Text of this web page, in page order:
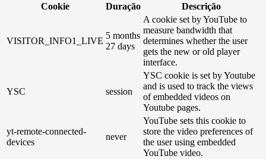
Cookie
Duração Descrição
VISITOR_INFO1_LIVE
5 months
27 days
A cookie set by YouTube to
measure bandwidth that
determines whether the user
gets the new or old player
interface.
YSC session
YSC cookie is set by Youtube
and is used to track the views
of embedded videos on
Youtube pages.
yt-remote-connected-
devices
never
YouTube sets this cookie to
store the video preferences of
the user using embedded
YouTube video.